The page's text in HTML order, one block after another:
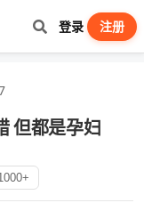
登录 注册
但都是孕妇